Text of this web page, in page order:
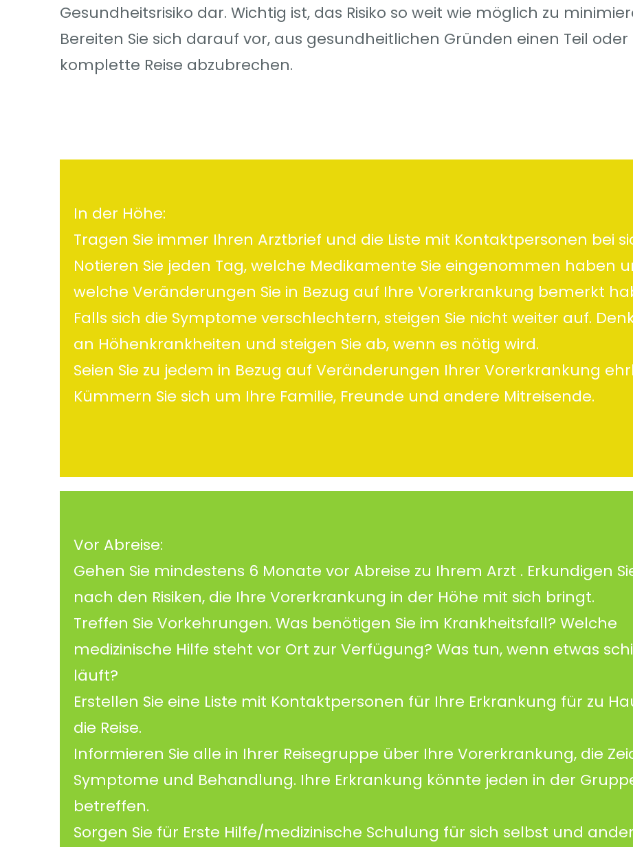
Gesundheitsrisiko dar. Wichtig ist, das Risiko so weit wie möglich zu
Bereiten Sie sich darauf vor, aus gesundheitlichen Gründen einen Teil oder
komplette Reise abzubrechen.
In der Höhe:
Tragen Sie immer Ihren Arztbrief und die Liste mit Kontaktpersonen bei
Notieren Sie jeden Tag, welche Medikamente Sie eingenommen haben
welche Veränderungen Sie in Bezug auf Ihre Vorerkrankung bemerkt
Falls sich die Symptome verschlechtern, steigen Sie nicht weiter auf.
an Höhenkrankheiten und steigen Sie ab, wenn es nötig wird.
Seien Sie zu jedem in Bezug auf Veränderungen Ihrer Vorerkrankung
Kümmern Sie sich um Ihre Familie, Freunde und andere Mitreisende.
Vor Abreise:
Gehen Sie mindestens 6 Monate vor Abreise zu Ihrem Arzt . Erkundigen
nach den Risiken, die Ihre Vorerkrankung in der Höhe mit sich bringt.
Treffen Sie Vorkehrungen. Was benötigen Sie im Krankheitsfall? Welche
medizinische Hilfe steht vor Ort zur Verfügung? Was tun, wenn etwas
läuft?
Erstellen Sie eine Liste mit Kontaktpersonen für Ihre Erkrankung für zu
die Reise.
Informieren Sie alle in Ihrer Reisegruppe über Ihre Vorerkrankung, die
Symptome und Behandlung. Ihre Erkrankung könnte jeden in der
betreffen.
Sorgen Sie für Erste Hilfe/medizinische Schulung für sich selbst und